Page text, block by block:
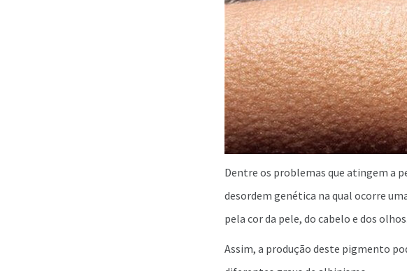
Dentre os problemas que atingem a
desordem genética na qual ocorre
pela cor da pele, do cabelo e dos olhos.
Assim, a produção deste pigmento